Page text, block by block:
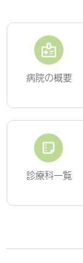
病院の概要
診療科一覧